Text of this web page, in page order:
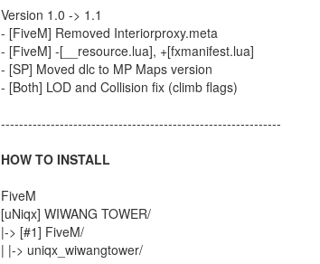
Version 1.0 -> 1.1
- [FiveM] Removed Interiorproxy.meta
- [FiveM] -[__resource.lua], +[fxmanifest.lua]
- [SP] Moved dlc to MP Maps version
- [Both] LOD and Collision fix (climb flags)
--------------------------------------------------------------
HOW TO INSTALL
FiveM
[uNiqx] WIWANG TOWER/
|-> [#1] FiveM/
| |-> uniqx_wiwangtower/